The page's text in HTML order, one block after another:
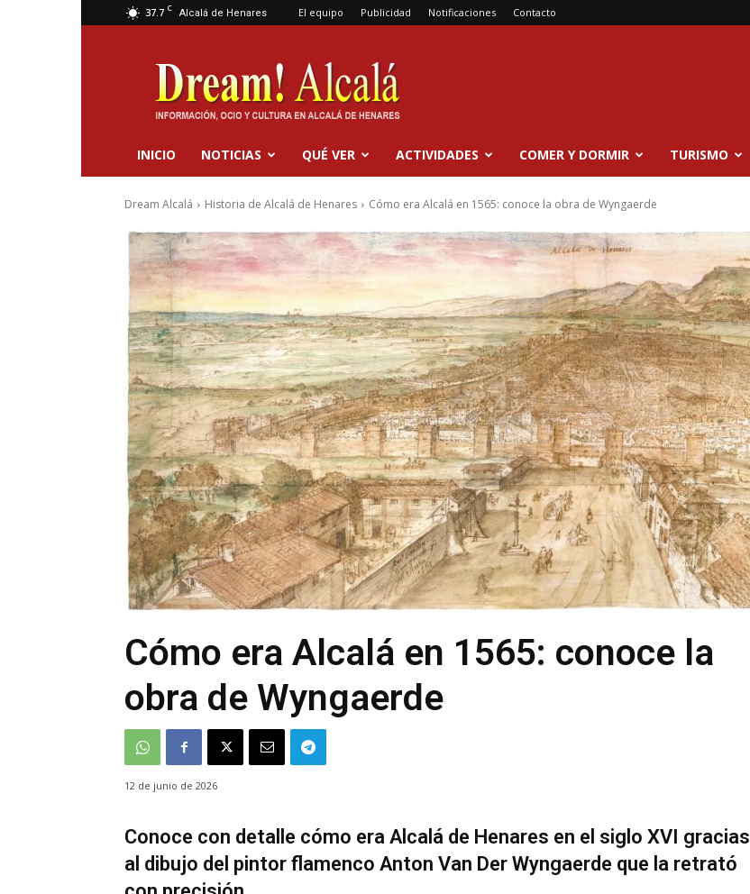
37.7 C Alcalá de Henares El equipo Publicidad Notificaciones Contacto
Dream
Alcalá
INICIO NOTICIAS QUÉ VER ACTIVIDADES COMER Y DORMIR TURISMO
Dream Alcalá Historia de Alcalá de Henares Cómo era Alcalá en 1565: conoce la obra de Wyngaerde
Cómo era Alcalá en 1565: conoce la
obra de Wyngaerde
12 de junio de 2026
Conoce con detalle cómo era Alcalá de Henares en el siglo XVI gracias
al dibujo del pintor flamenco Anton Van Der Wyngaerde que la retrató